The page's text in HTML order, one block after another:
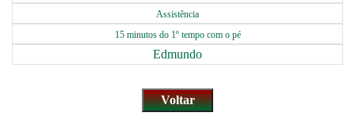
Assistência
15 minutos do 1º tempo com o pé
Edmundo